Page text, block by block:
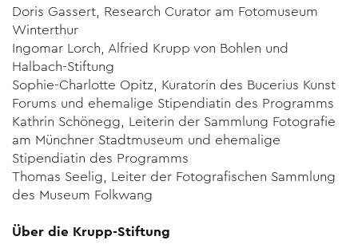
Doris Gassert, Research Curator am Fotomuseum
Winterthur
Ingomar Lorch, Alfried Krupp von Bohlen und
Halbach-Stiftung
Sophie-Charlotte Opitz, Kuratorin des Bucerius Kunst
Forums und ehemalige Stipendiatin des Programms
Kathrin Schönegg, Leiterin der Sammlung Fotografie
am Münchner Stadtmuseum und ehemalige
Stipendiatin des Programms
Thomas Seelig, Leiter der Fotografischen Sammlung
des Museum Folkwang
Über die Krupp-Stiftung